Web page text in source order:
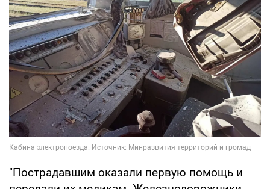
"Пострадавшим оказали первую помощь и